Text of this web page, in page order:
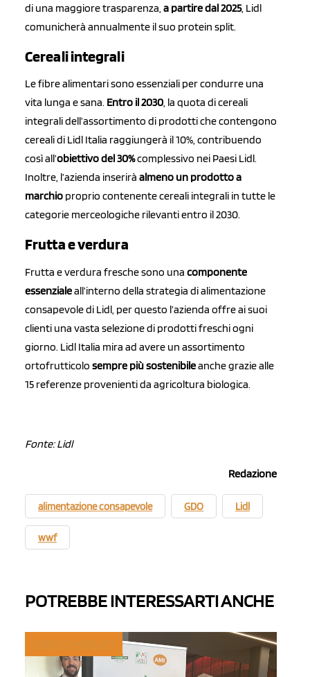
di una maggiore trasparenza, a partire dal 2025, Lidl
comunicherà annualmente il suo protein split.
Cereali integrali
Le fibre alimentari sono essenziali per condurre una
vita lunga e sana. Entro il 2030, la quota di cereali
integrali dell’assortimento di prodotti che contengono
cereali di Lidl Italia raggiungerà il 10%, contribuendo
così all’obiettivo del 30%complessivo nei Paesi Lidl.
Inoltre, l’azienda inserirà almeno un prodotto a
marchio proprio contenente cereali integrali in tutte le
categorie merceologiche rilevanti entro il 2030.
Frutta e verdura
Frutta e verdura fresche sono una componente
essenzialeall’interno della strategia di alimentazione
consapevole di Lidl, per questo l’azienda offre ai suoi
clienti una vasta selezione di prodotti freschi ogni
giorno. Lidl Italia mira ad avere un assortimento
ortofrutticolo sempre più sostenibileanche grazie alle
15 referenze provenienti da agricoltura biologica.
Fonte: Lidl
Redazione
alimentazione consapevole GDO Lidl
wwf
POTREBBE INTERESSARTI ANCHE